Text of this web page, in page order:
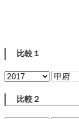
比較１
比較２